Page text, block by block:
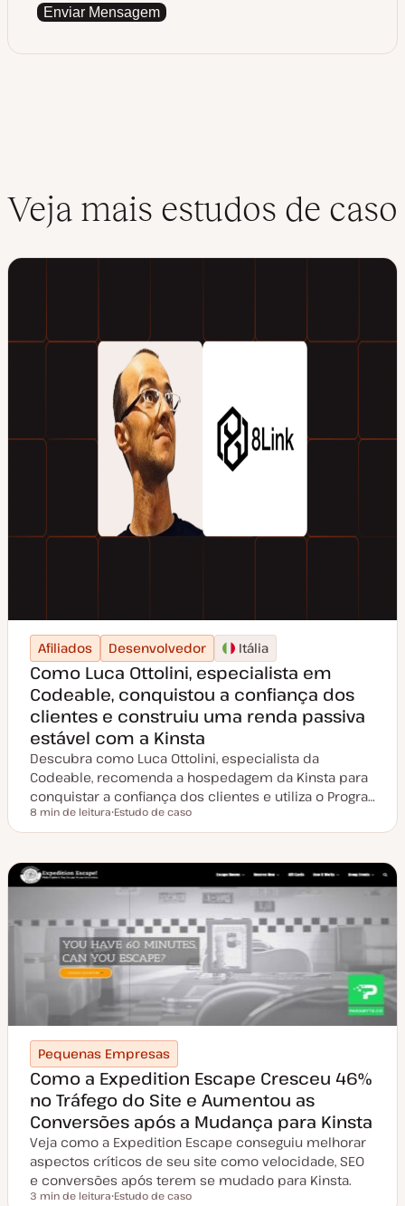
Enviar Mensagem
Veja mais estudos de caso
Afiliados Desenvolvedor Itália
Como Luca Ottolini, especialista em
Codeable, conquistou a confiança dos
clientes e construiu uma renda passiva
estável com a Kinsta
Descubra como Luca Ottolini, especialista da
Codeable, recomenda a hospedagem da Kinsta para
conquistar a confiança dos clientes e utiliza o Progra…
Tempo de leitura
8 min de leitura
i
i
g
o
Estudo de caso
Pequenas Empresas
Como a Expedition Escape Cresceu 46%
no Tráfego do Site e Aumentou as
Conversões após a Mudança para Kinsta
Veja como a Expedition Escape conseguiu melhorar
aspectos críticos de seu site como velocidade, SEO
e conversões após terem se mudado para Kinsta.
Tempo de leitura
3 min de leitura Estudo de caso